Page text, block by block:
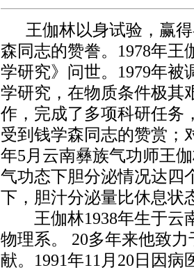
王伽林以身试验，赢得
森同志的赞誊。1978年王
学研究》问世。1979年被
学研究，在物质条件极其
作，完成了多项科研任务
受到钱学森同志的赞赏；
年5月云南彝族气功师王
气功态下胆分泌情况达四
下，胆汁分泌量比休息状
王伽林1938年生于云
物理系。 20多年来他致
献。1991年11月20日因